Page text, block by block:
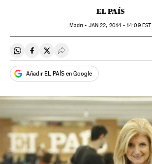
EL PAÍS
Madri - JAN 22, 2014 - 14:09EST
Compartir en Whatsapp
Compartir en Facebook
Compartir en Twitter
Desplegar Redes Sociales
Añadir EL PAÍS en Google